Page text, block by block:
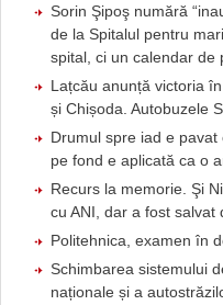
Sorin Şipoş numără
de la Spitalul pentru
spital, ci un calendar de
Lațcău anunță victoria
și Chișoda. Autobuzele
Drumul spre iad e
pe fond e aplicată ca o
Recurs la memorie. Şi
cu ANI, dar a fost salvat
Politehnica, examen în
Schimbarea sistemului
naționale și a